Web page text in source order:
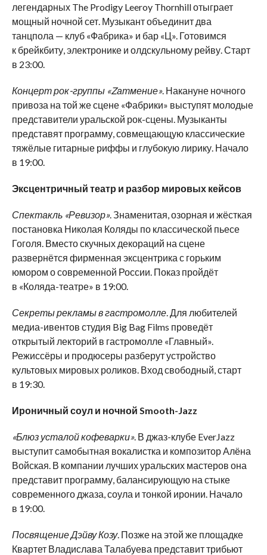
легендарных The Prodigy Leeroy Thornhill отыграет
мощный ночной сет. Музыкант объединит два
танцпола — клуб «Фабрика» и бар «Ц». Готовимся
к брейкбиту, электронике и олдскульному рейву. Старт
в 23:00.
Концерт рок-группы «Zатмение». Накануне ночного
привоза на той же сцене «Фабрики» выступят молодые
представители уральской рок-сцены. Музыканты
представят программу, совмещающую классические
тяжёлые гитарные риффы и глубокую лирику. Начало
в 19:00.
Эксцентричный театр и разбор мировых кейсов
Спектакль «Ревизор». Знаменитая, озорная и жёсткая
постановка Николая Коляды по классической пьесе
Гоголя. Вместо скучных декораций на сцене
развернётся фирменная эксцентрика с горьким
юмором о современной России. Показ пройдёт
в «Коляда-театре» в 19:00.
Секреты рекламы в гастромолле. Для любителей
медиа-ивентов студия Big Bag Films проведёт
открытый лекторий в гастромолле «Главный».
Режиссёры и продюсеры разберут устройство
культовых мировых роликов. Вход свободный, старт
в 19:30.
Ироничный соул и ночной Smooth-Jazz
«Блюз усталой кофеварки». В джаз-клубе EverJazz
выступит самобытная вокалистка и композитор Алёна
Войская. В компании лучших уральских мастеров она
представит программу, балансирующую на стыке
современного джаза, соула и тонкой иронии. Начало
в 19:00.
Посвящение Дэйву Козу. Позже на этой же площадке
Квартет Владислава Талабуева представит трибьют